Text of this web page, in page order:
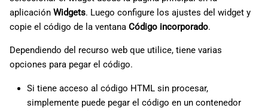
aplicación Widgets. Luego configure los ajustes del widget y
copie el código de la ventana Código incorporado.
Dependiendo del recurso web que utilice, tiene varias
opciones para pegar el código.
Si tiene acceso al código HTML sin procesar,
simplemente puede pegar el código en un contenedor